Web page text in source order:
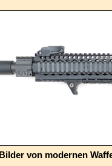
Bilder von modernen